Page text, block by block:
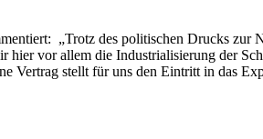
„Trotz des politischen Drucks
vor allem die Industrialisierung der
Vertrag stellt für uns den Eintritt in das